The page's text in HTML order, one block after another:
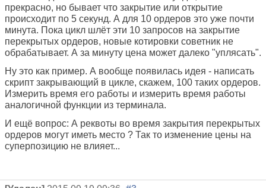
прекрасно, но бывает что закрытие или открытие
происходит по 5 секунд. А для 10 ордеров это уже почти
минута. Пока цикл шлёт эти 10 запросов на закрытие
перекрытых ордеров, новые котировки советник не
обрабатывает. А за минуту цена может далеко "уплясать".
Ну это как пример. А вообще появилась идея - написать
скрипт закрывающий в цикле, скажем, 100 таких ордеров.
Измерить время его работы и измерить время работы
аналогичной функции из терминала.
И ещё вопрос: А реквоты во время закрытия перекрытых
ордеров могут иметь место ? Так то изменение цены на
суперпозицию не влияет...